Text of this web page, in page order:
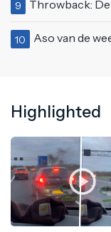
9 Throwback: De bekende
10 Aso van de week
Highlighted